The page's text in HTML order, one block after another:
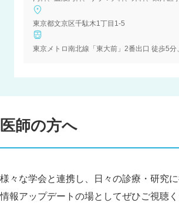
東京都文京区千駄木1丁目1-5
医師の方へ
様々な学会と連携し、日々の診療・研究
情報アップデートの場としてぜひご視聴く